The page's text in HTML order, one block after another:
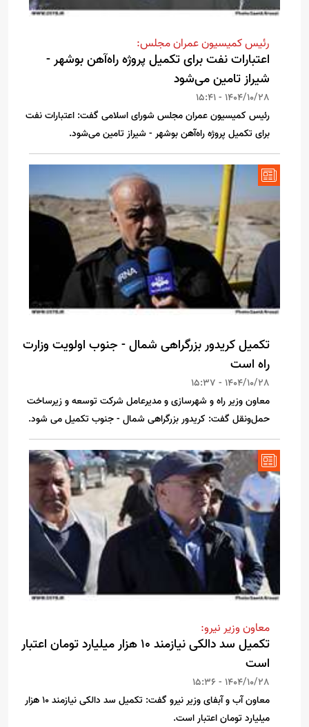
رئیس کمیسیون عمران مجلس:
اعتبارات نفت برای تکمیل پروژه راه‌آهن بوشهر -
شیراز تامین می‌شود
1404/10/28 - 15:41
رئیس کمیسیون عمران مجلس شورای اسلامی گفت: اعتبارات نفت
برای تکمیل پروژه راه‌آهن بوشهر - شیراز تامین می‌شود.
تکمیل کریدور بزرگراهی شمال - جنوب اولویت وزارت
راه است
1404/10/28 - 15:37
معاون وزیر راه و شهرسازی و مدیرعامل شرکت توسعه و زیرساخت
حمل‌ونقل گفت: کریدور بزرگراهی شمال - جنوب تکمیل می شود.
معاون وزیر نیرو:
تکمیل سد دالکی نیازمند ۱۰ هزار میلیارد تومان اعتبار
است
1404/10/28 - 15:36
معاون آب و آبفای وزیر نیرو گفت: تکمیل سد دالکی نیازمند ۱۰ هزار
میلیارد تومان اعتبار است.